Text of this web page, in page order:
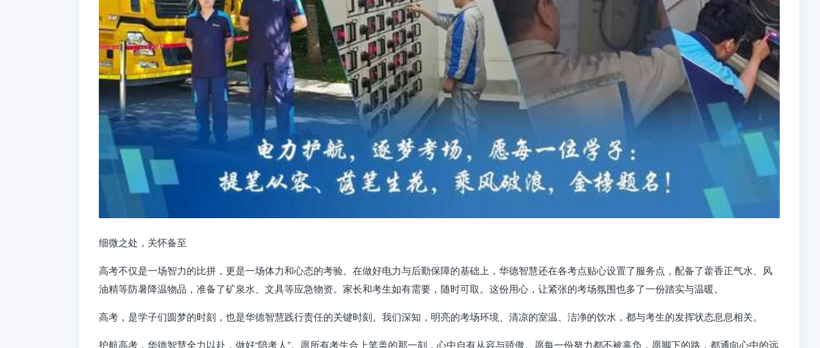
细微之处，关怀备至
高考不仅是一场智力的比拼，更是一场体力和心态的考验。在做好电力与后勤保障的基础上，华德智慧还在各考点贴心设置了服务点，配备了藿香正气水、风
油精等防暑降温物品，准备了矿泉水、文具等应急物资。家长和考生如有需要，随时可取。 这份用心，让紧张的考场氛围也多了一份踏实与温暖。
高考，是学子们圆梦的时刻，也是华德智慧践行责任的关键时刻。我们深知，明亮的考场环境、清凉的室温、洁净的饮水，都与考生的发挥状态息息相关。
护航高考，华德智慧全力以赴，做好“陪考人”。愿所有考生合上笔盖的那一刻，心中自有从容与骄傲。愿每一份努力都不被辜负，愿脚下的路，都通向心中的远